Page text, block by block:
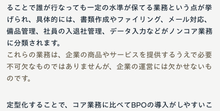
ることで誰が行なっても一定の水準が保てる業務という点が挙
げられ、具体的には、書類作成やファイリング、メール対応、
備品管理、社員の入退社管理、データ入力などがノンコア業務
に分類されます。
これらの業務は、企業の商品やサービスを提供するうえで必要
不可欠なものではありませんが、企業の運営には欠かせないも
のです。
定型化することで、コア業務に比べてBPOの導入がしやすいこ